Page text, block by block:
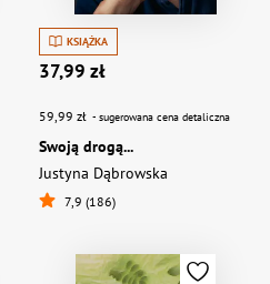
KSIĄŻKA
37,99 zł
59,99 zł - sugerowana cena detaliczna
Swoją drogą...
Justyna Dąbrowska
7,9 (186)